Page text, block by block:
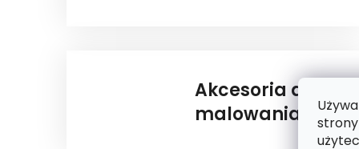
Akcesoria do
malowania